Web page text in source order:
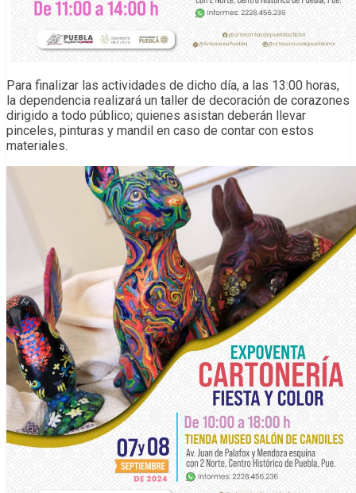
Para finalizar las actividades de dicho día, a las 13:00 horas,
la dependencia realizará un taller de decoración de corazones
dirigido a todo público; quienes asistan deberán llevar
pinceles, pinturas y mandil en caso de contar con estos
materiales.